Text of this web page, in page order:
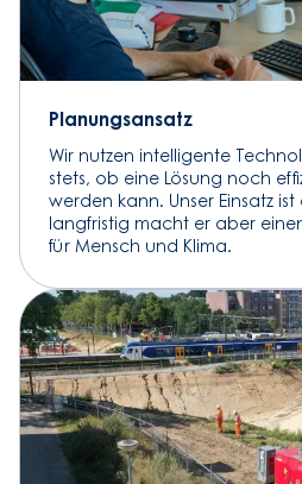
Planungsansatz
Wir nutzen intelligente
stets, ob eine Lösung noch
werden kann. Unser Einsatz
langfristig macht er aber
für Mensch und Klima.